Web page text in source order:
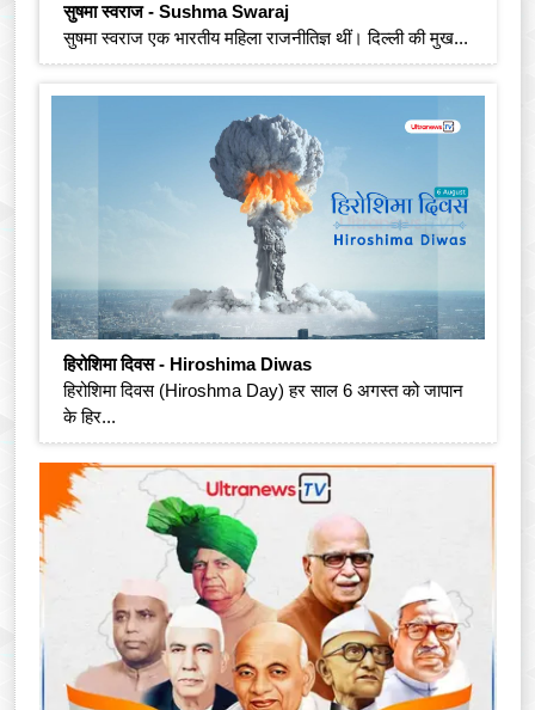
सुषमा स्वराज - Sushma Swaraj
सुषमा स्वराज एक भारतीय महिला राजनीतिज्ञ थीं। दिल्ली की मुख...
हिरोशिमा दिवस - Hiroshima Diwas
हिरोशिमा दिवस (Hiroshma Day) हर साल 6 अगस्त को जापान
के हिर...